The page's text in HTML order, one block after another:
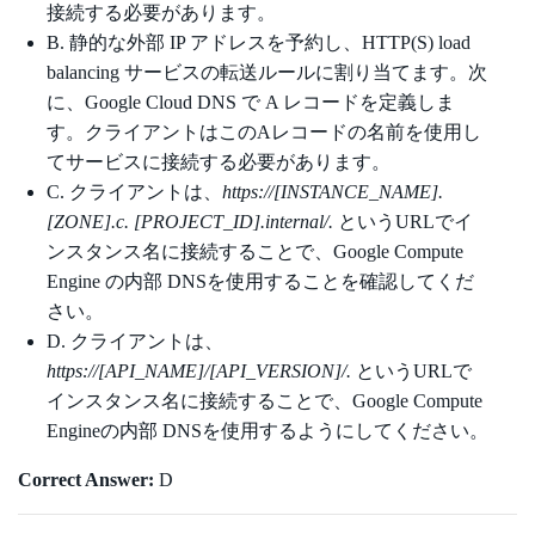
接続する必要があります。
B. 静的な外部 IP アドレスを予約し、HTTP(S) load
balancing サービスの転送ルールに割り当てます。次
に、Google Cloud DNS で A レコードを定義しま
す。クライアントはこのAレコードの名前を使用し
てサービスに接続する必要があります。
C. クライアントは、 https://[INSTANCE_NAME].
[ZONE].c. [PROJECT_ID].internal/. というURLでイ
ンスタンス名に接続することで、Google Compute
Engine の内部 DNSを使用することを確認してくだ
さい。
D. クライアントは、
https://[API_NAME]/[API_VERSION]/. というURLで
インスタンス名に接続することで、Google Compute
Engineの内部 DNSを使用するようにしてください。
Correct Answer: D